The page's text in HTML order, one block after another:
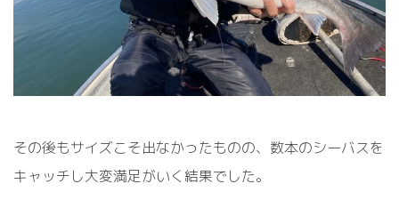
その後もサイズこそ出なかったものの、数本のシーバスを
キャッチし大変満足がいく結果でした。